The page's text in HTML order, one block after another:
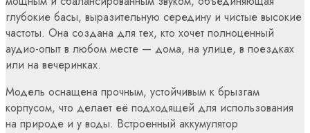
глубокие басы, выразительную середину и чистые высокие
частоты. Она создана для тех, кто хочет полноценный
аудио-опыт в любом месте — дома, на улице, в поездках
или на вечеринках.
Модель оснащена прочным, устойчивым к брызгам
корпусом, что делает её подходящей для использования
на природе и у воды. Встроенный аккумулятор